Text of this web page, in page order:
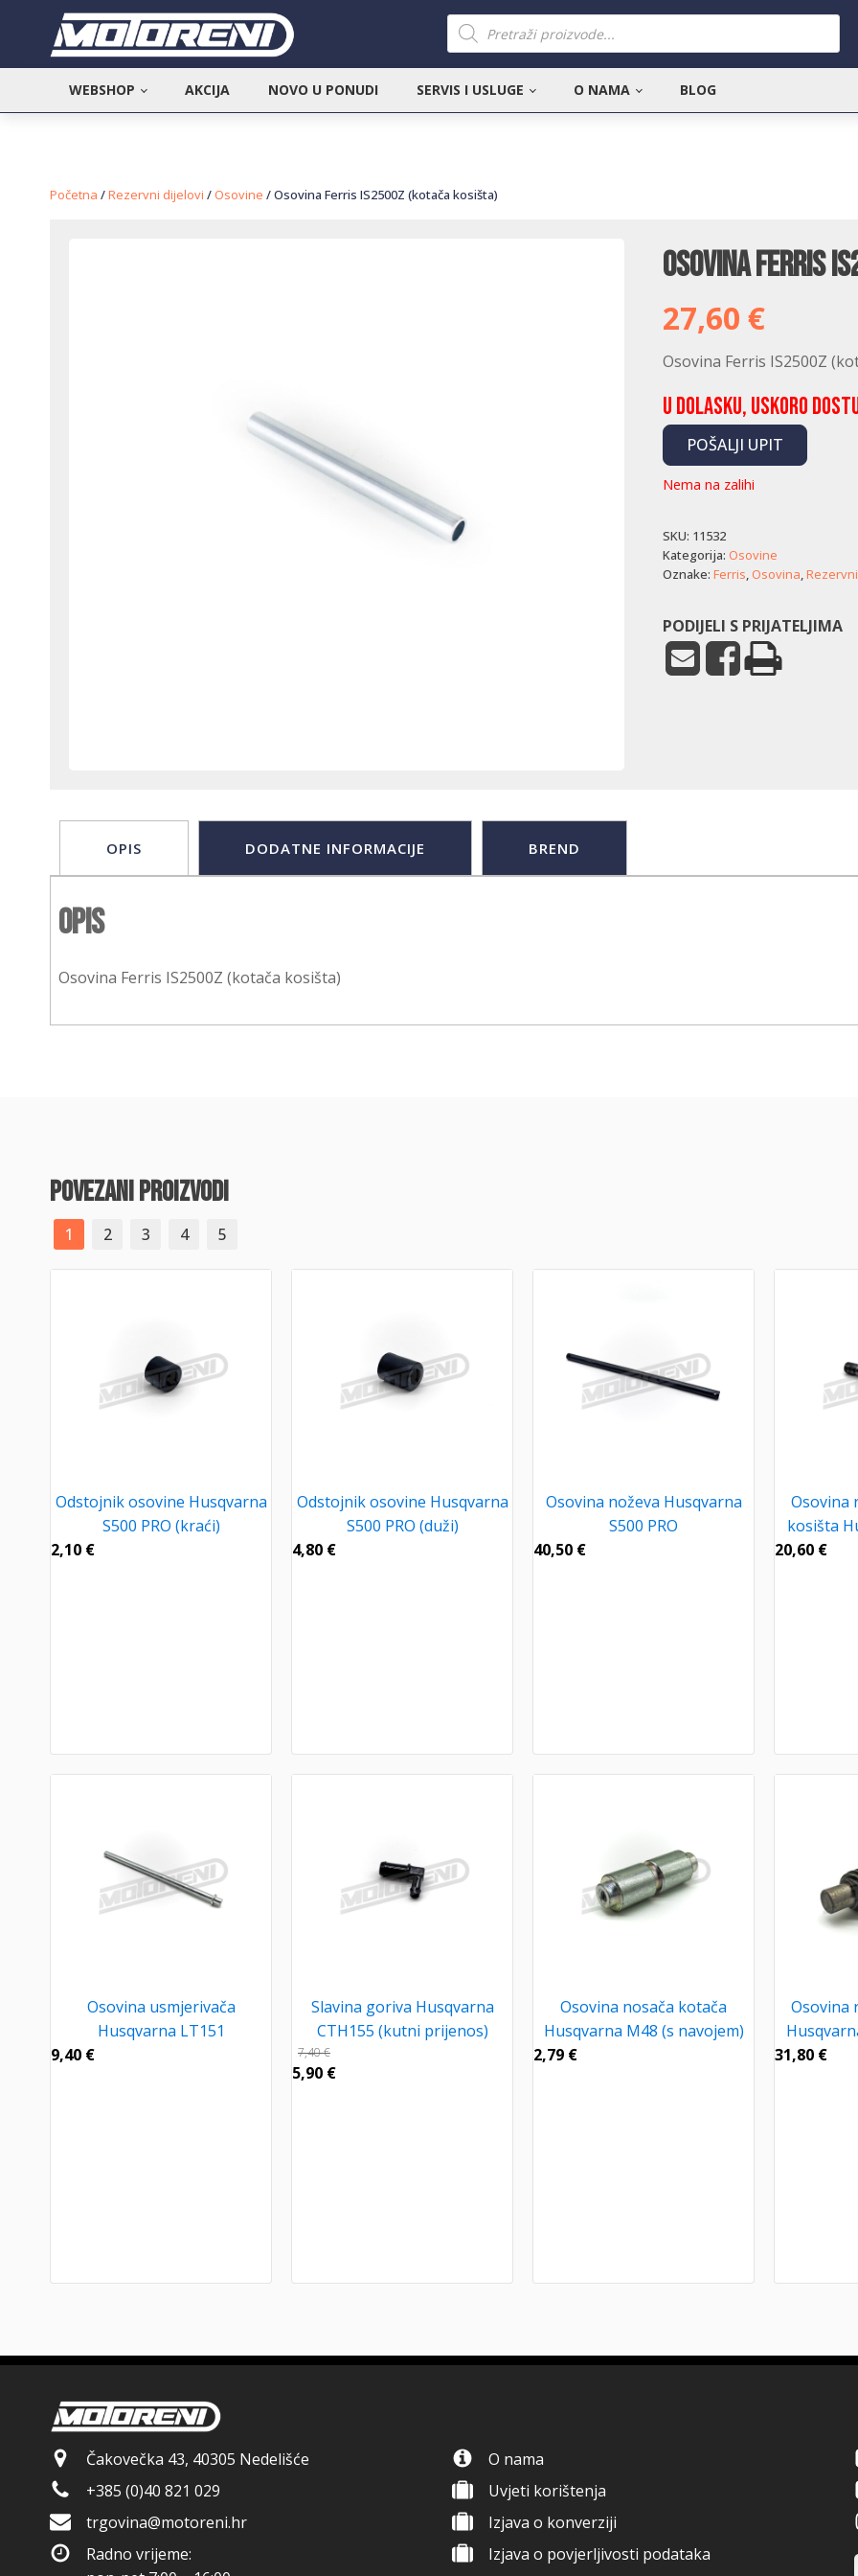
Products
search
WEBSHOP AKCIJA NOVO U PONUDI SERVIS I USLUGE O NAMA BLOG
Početna /Rezervni dijelovi / Osovine / Osovina Ferris IS2500Z (kotača kosišta)
Osovina Ferris
27,60 €
Osovina Ferris IS2500Z
U dolasku, uskoro
POŠALJI UPIT
Nema na zalihi
SKU: 11532
Kategorija: Osovine
Oznake: Ferris, Osovina,
PODIJELI S PRIJATELJIMA
OPIS DODATNE INFORMACIJE BREND
Opis
Osovina Ferris IS2500Z (kotača kosišta)
povezani proizvodi
1 2 3 4 5
Odstojnik osovine Husqvarna
S500 PRO (kraći)
2,10 €
Odstojnik osovine Husqvarna
S500 PRO (duži)
4,80 €
Osovina noževa Husqvarna
S500 PRO
40,50 €
Osovina
kosišta
20,60 €
Osovina usmjerivača
Husqvarna LT151
9,40 €
Slavina goriva Husqvarna
CTH155 (kutni prijenos)
7,40€
5,90 €
Osovina nosača kotača
Husqvarna M48 (s navojem)
2,79 €
Osovina
31,80 €
Čakovečka 43, 40305 Nedelišće
+385 (0)40 821 029
trgovina@motoreni.hr
Radno vrijeme:
O nama
Uvjeti korištenja
Izjava o konverziji
Izjava o povjerljivosti podataka